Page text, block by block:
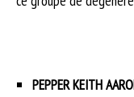
PEPPER KEITH